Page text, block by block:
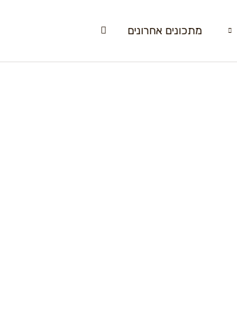
מתכונים אחרונים